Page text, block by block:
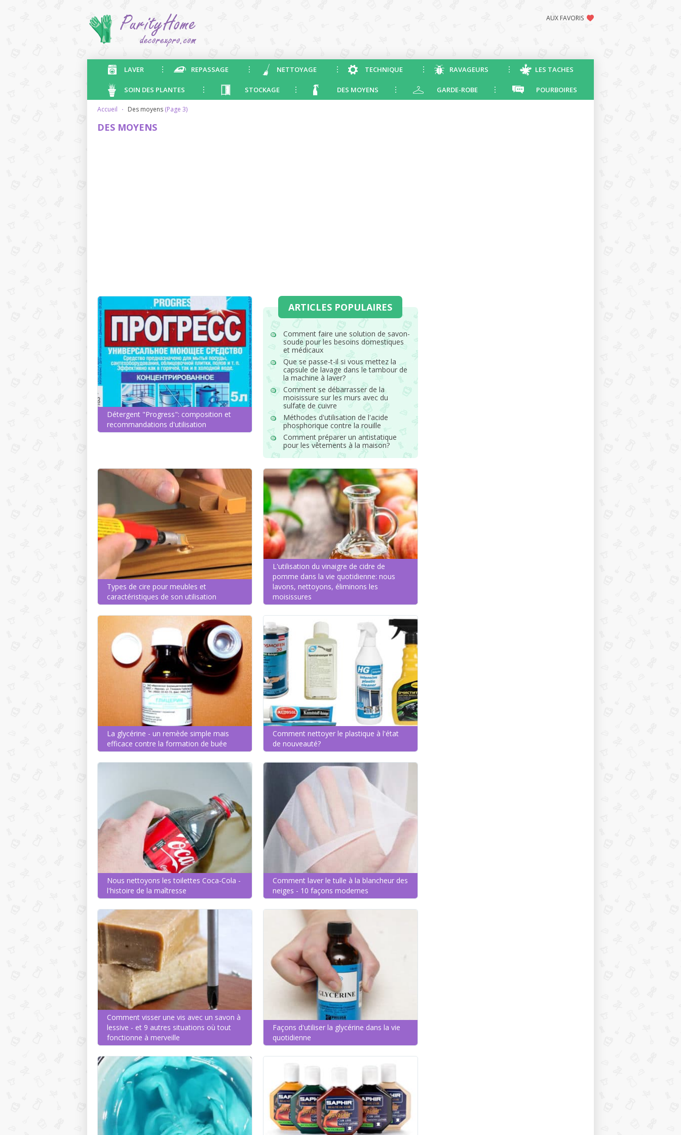
AUX FAVORIS
LAVER REPASSAGE NETTOYAGE TECHNIQUE RAVAGEURS LES TACHES
SOIN DES PLANTES STOCKAGE DES MOYENS GARDE-ROBE POURBOIRES
accueil · des moyens (Page 3)
DES MOYENS
ARTICLES POPULAIRES
Comment faire une solution de savon-
soude pour les besoins domestiques
et médicaux
Que se passe-t-il si vous mettez la
capsule de lavage dans le tambour de
la machine à laver?
Comment se débarrasser de la
moisissure sur les murs avec du
sulfate de cuivre
Méthodes d'utilisation de l'acide
phosphorique contre la rouille
Comment préparer un antistatique
pour les vêtements à la maison?
Détergent "Progress": composition et
recommandations d'utilisation
Types de cire pour meubles et
caractéristiques de son utilisation
L'utilisation du vinaigre de cidre de
pomme dans la vie quotidienne: nous
lavons, nettoyons, éliminons les
moisissures
La glycérine - un remède simple mais
efficace contre la formation de buée
Comment nettoyer le plastique à l'état
de nouveauté?
Nous nettoyons les toilettes Coca-Cola -
l'histoire de la maîtresse
Comment laver le tulle à la blancheur des
neiges - 10 façons modernes
Comment visser une vis avec un savon à
lessive - et 9 autres situations où tout
fonctionne à merveille
Façons d'utiliser la glycérine dans la vie
quotidienne